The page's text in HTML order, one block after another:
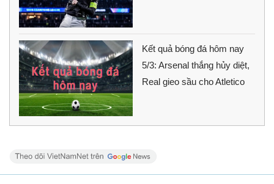
Kết quả bóng đá hôm nay
5/3: Arsenal thắng hủy diệt,
Real gieo sầu cho Atletico